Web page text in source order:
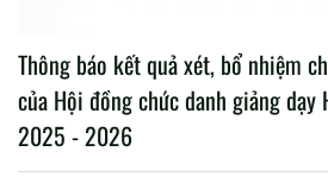
Thông báo kết quả xét, bổ nhiệm
của Hội đồng chức danh giảng dạy
2025 - 2026